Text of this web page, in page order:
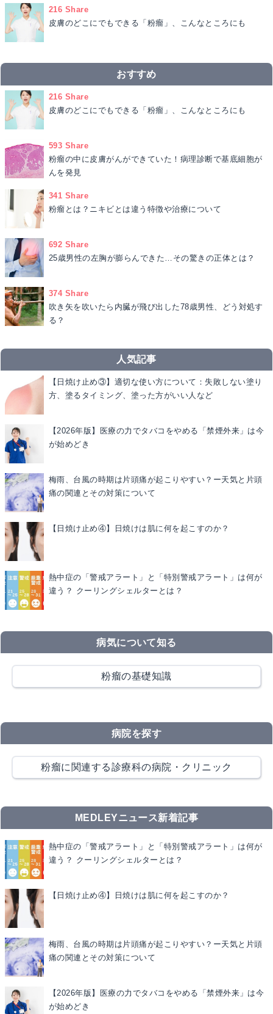
216 Share
皮膚のどこにでもできる「粉瘤」、こんなところにも
おすすめ
216 Share
皮膚のどこにでもできる「粉瘤」、こんなところにも
593 Share
粉瘤の中に皮膚がんができていた！病理診断で基底細胞が
んを発見
341 Share
粉瘤とは？ニキビとは違う特徴や治療について
692 Share
25歳男性の左胸が膨らんできた…その驚きの正体とは？
374 Share
吹き矢を吹いたら内臓が飛び出した78歳男性、どう対処す
る？
人気記事
【日焼け止め③】適切な使い方について：失敗しない塗り
方、塗るタイミング、塗った方がいい人など
【2026年版】医療の力でタバコをやめる「禁煙外来」は今
が始めどき
梅雨、台風の時期は片頭痛が起こりやすい？ー天気と片頭
痛の関連とその対策について
【日焼け止め④】日焼けは肌に何を起こすのか？
熱中症の「警戒アラート」と「特別警戒アラート」は何が
違う？ クーリングシェルターとは？
病気について知る
粉瘤の基礎知識
病院を探す
粉瘤に関連する診療科の病院・クリニック
MEDLEYニュース新着記事
熱中症の「警戒アラート」と「特別警戒アラート」は何が
違う？ クーリングシェルターとは？
【日焼け止め④】日焼けは肌に何を起こすのか？
梅雨、台風の時期は片頭痛が起こりやすい？ー天気と片頭
痛の関連とその対策について
【2026年版】医療の力でタバコをやめる「禁煙外来」は今
が始めどき